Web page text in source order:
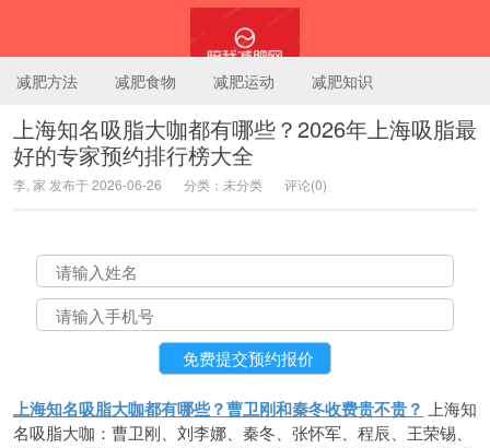
陪我减肥网
减肥方法 减肥食物 减肥运动 减肥知识
上海知名吸脂大咖都有哪些？2026年上海吸脂最
好的专家预约排行榜大全
李, 家 发布于 2026-06-26 分类：未分类 评论(0)
上海知名吸脂大咖都有哪些？曹卫刚和秦冬收费贵不贵？
上海知
名吸脂大咖：曹卫刚、刘李娜、秦冬、张怀军、程辰、王荣锡、